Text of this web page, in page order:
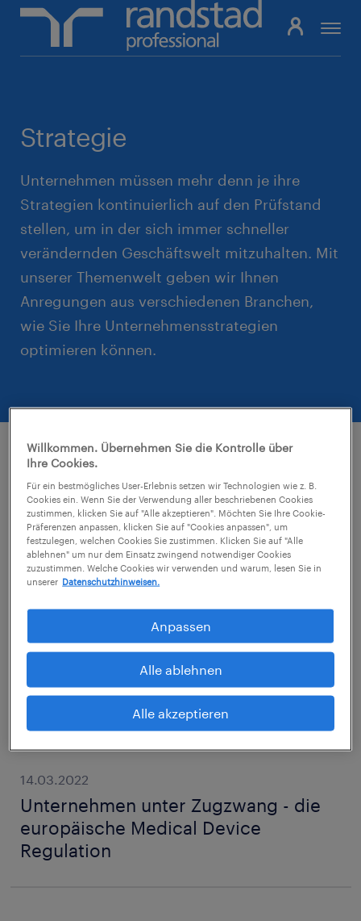
Strategie
Unternehmen müssen mehr denn je ihre
Strategien kontinuierlich auf den Prüfstand
stellen, um in der sich immer schneller
verändernden Geschäftswelt mitzuhalten. Mit
unserer Themenwelt geben wir Ihnen
Anregungen aus verschiedenen Branchen,
wie Sie Ihre Unternehmensstrategien
optimieren können.
Artikel zum Thema Strategie
14.03.2022
Unternehmen unter Zugzwang - die
europäische Medical Device
Regulation
Willkommen. Übernehmen Sie die Kontrolle über
Ihre Cookies.
Für ein bestmögliches User-Erlebnis setzen wir Technologien wie z. B.
Cookies ein. Wenn Sie der Verwendung aller beschriebenen Cookies
zustimmen, klicken Sie auf "Alle akzeptieren". Möchten Sie Ihre Cookie-
Präferenzen anpassen, klicken Sie auf "Cookies anpassen", um
festzulegen, welchen Cookies Sie zustimmen. Klicken Sie auf "Alle
ablehnen" um nur dem Einsatz zwingend notwendiger Cookies
zuzustimmen. Welche Cookies wir verwenden und warum, lesen Sie in
unserer Datenschutzhinweisen.
Anpassen
Alle ablehnen
Alle akzeptieren